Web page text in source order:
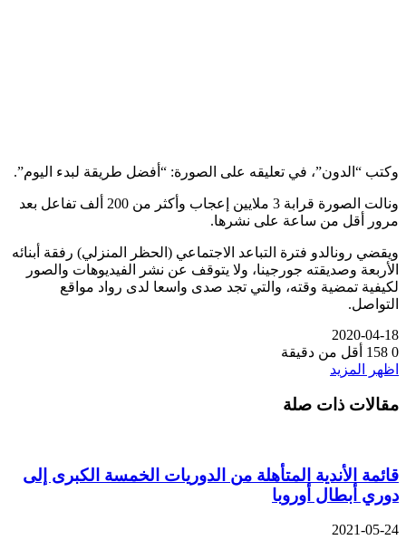
وكتب “الدون”، في تعليقه على الصورة: “أفضل طريقة لبدء اليوم”.
ونالت الصورة قرابة 3 ملايين إعجاب وأكثر من 200 ألف تفاعل بعد
مرور أقل من ساعة على نشرها.
ويقضي رونالدو فترة التباعد الاجتماعي (الحظر المنزلي) رفقة أبنائه
الأربعة وصديقته جورجينا، ولا يتوقف عن نشر الفيديوهات والصور
لكيفية تمضية وقته، والتي تجد صدى واسعا لدى رواد مواقع
التواصل.
2020-04-18
0
أقل من دقيقة
اظهر المزيد
مقالات ذات صلة
قائمة الأندية المتأهلة من الدوريات الخمسة الكبرى إلى
دوري أبطال أوروبا
2021-05-24